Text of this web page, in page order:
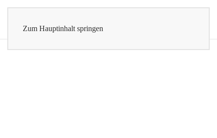
Zum Hauptinhalt springen